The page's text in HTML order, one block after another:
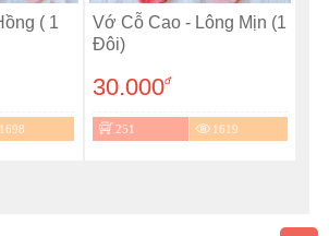
( 1
1698
Vớ Cỗ Cao - Lông Mịn (1
Đôi)
30.000đ
251 1619